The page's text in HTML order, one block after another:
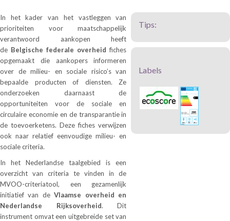
In het kader van het vastleggen van
prioriteiten voor maatschappelijk
verantwoord aankopen heeft
de Belgische federale overheid fiches
opgemaakt die aankopers informeren
over de milieu- en sociale risico’s van
bepaalde producten of diensten. Ze
onderzoeken daarnaast de
opportuniteiten voor de sociale en
circulaire economie en de transparantie in
de toevoerketens. Deze fiches verwijzen
ook naar relatief eenvoudige milieu- en
sociale criteria.
In het Nederlandse taalgebied is een
overzicht van criteria te vinden in de
MVOO-criteriatool, een gezamenlijk
initiatief van deVlaamse overheid en
Nederlandse Rijksoverheid. Dit
instrument omvat een uitgebreide set van
Tips:
Labels